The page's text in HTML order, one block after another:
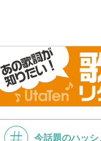
今話題のハッシ